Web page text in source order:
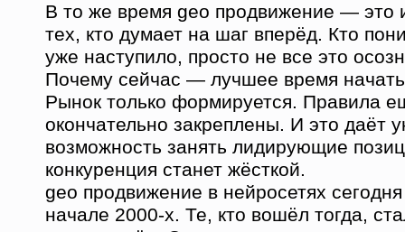
В то же время geo продвижение — это
тех, кто думает на шаг вперёд. Кто
уже наступило, просто не все это
Почему сейчас — лучшее время начать
Рынок только формируется. Правила
окончательно закреплены. И это даёт
возможность занять лидирующие
конкуренция станет жёсткой.
geo продвижение в нейросетях
начале 2000-х. Те, кто вошёл тогда,